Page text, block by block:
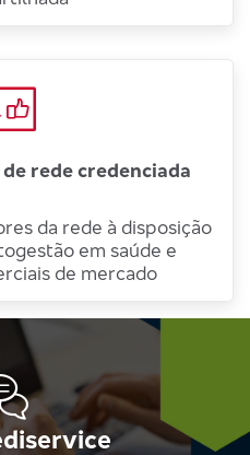
rede credenciada
da rede à disposição
em saúde e
de mercado